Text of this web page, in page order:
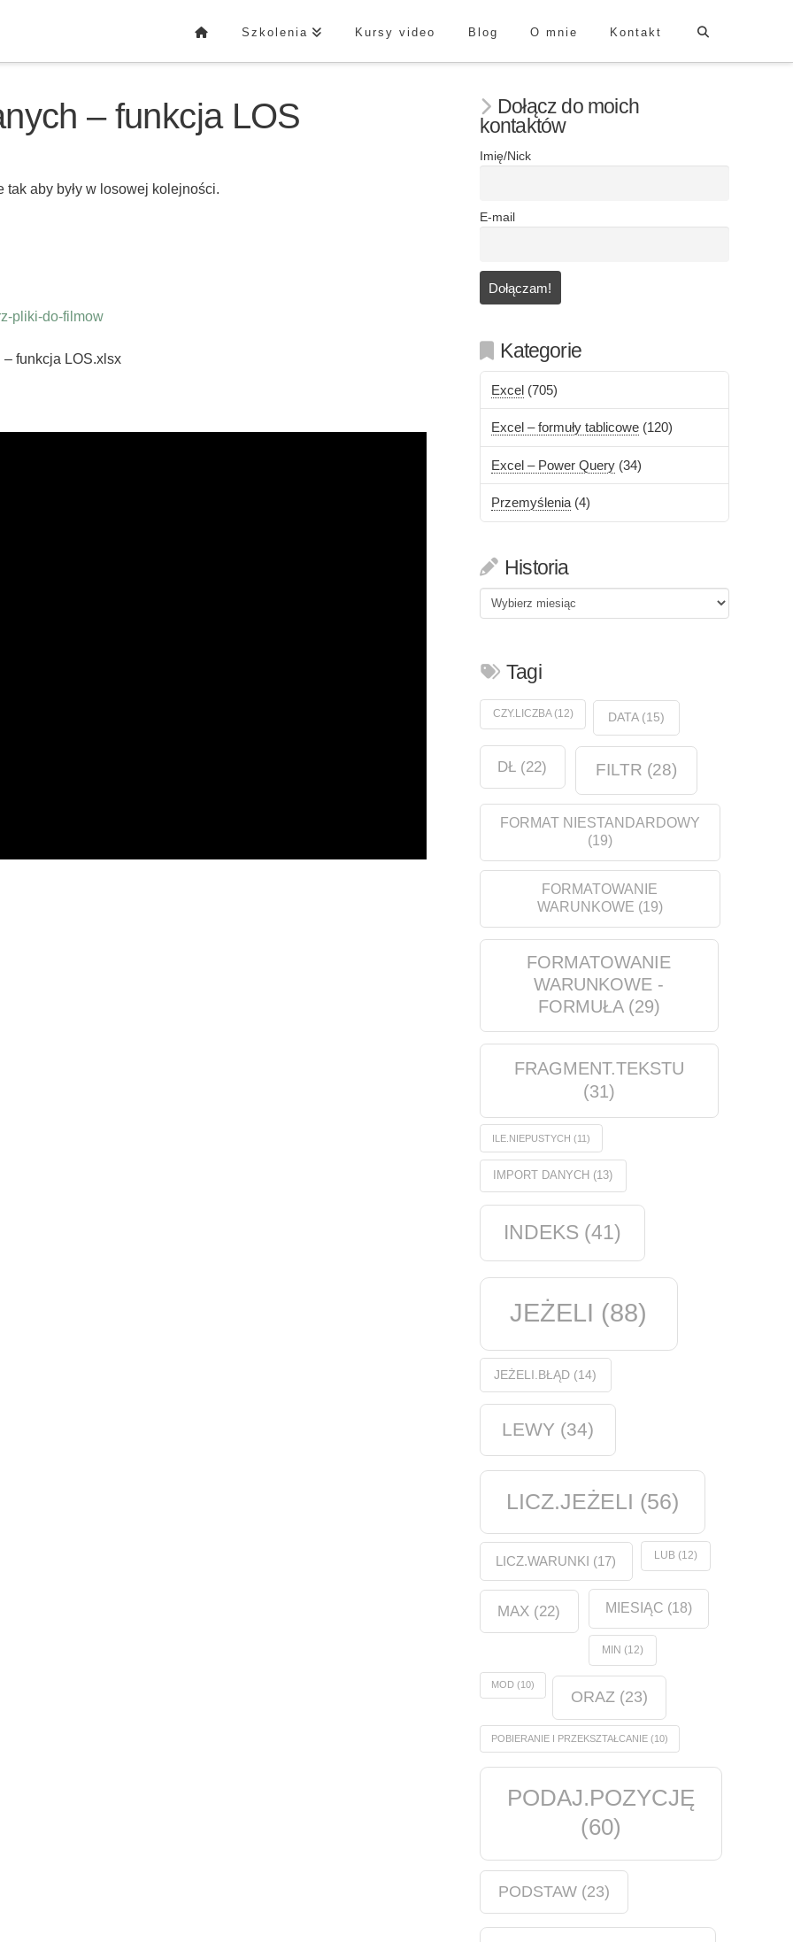
Szkolenia Kursy video Blog O mnie Kontakt
– funkcja LOS
aby były w losowej kolejności.
pliki-do-filmow
funkcja LOS.xlsx
Dołącz do moich
kontaktów
Imię/Nick
E-mail
Kategorie
Excel (705)
Excel – formuły tablicowe (120)
Excel – Power Query (34)
Przemyślenia (4)
Historia
Historia
Tagi
CZY.LICZBA(12) DATA(15)
DŁ (22) FILTR (28)
FORMAT NIESTANDARDOWY
(19)
FORMATOWANIE
WARUNKOWE (19)
FORMATOWANIE
WARUNKOWE -
FORMUŁA(29)
FRAGMENT.TEKSTU
(31)
ILE.NIEPUSTYCH (11)
IMPORT DANYCH (13)
INDEKS (41)
JEŻELI (88)
JEŻELI.BŁĄD (14)
LEWY (34)
LICZ.JEŻELI (56)
LICZ.WARUNKI (17) LUB(12)
MAX (22) MIESIĄC (18)
MIN (12)
MOD(10)
ORAZ (23)
POBIERANIE I PRZEKSZTAŁCANIE(10)
PODAJ.POZYCJĘ
(60)
PODSTAW(23)